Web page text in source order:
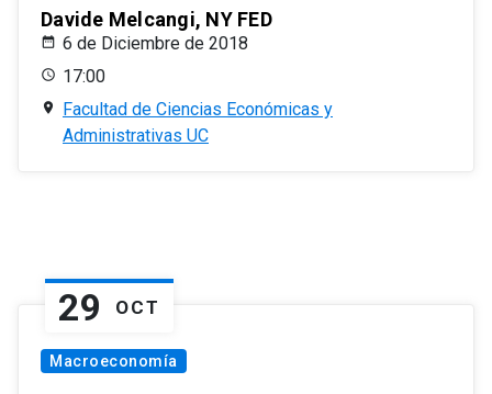
Davide Melcangi, NY FED
6 de Diciembre de 2018
17:00
Facultad de Ciencias Económicas y
Administrativas UC
29 OCT
Macroeconomía